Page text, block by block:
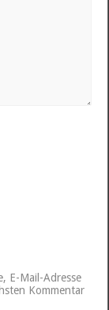
E-Mail-Adresse
Kommentar